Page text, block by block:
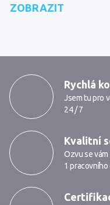
ZOBRAZIT
Proč
Rychlá
Jsem tu pro
24 / 7
Kvalitní
Ozvu se vám
1 pracovního